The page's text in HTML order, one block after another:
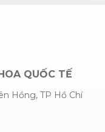
QUỐC TẾ
Hồng, TP Hồ Chí